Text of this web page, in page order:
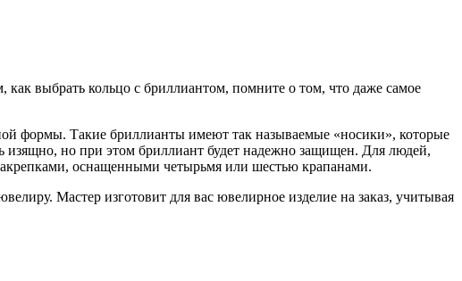
выбрать кольцо с бриллиантом, помните о том, что даже самое
формы. Такие бриллианты имеют так называемые «носики», которые
изящно, но при этом бриллиант будет надежно защищен. Для людей,
оснащенными четырьмя или шестью крапанами.
Мастер изготовит для вас ювелирное изделие на заказ, учитывая